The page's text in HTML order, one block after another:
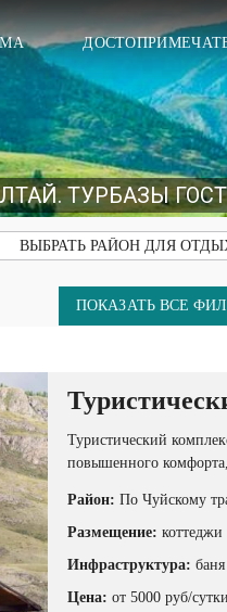
ТУРБАЗЫ
ВЫБРАТЬ РАЙОН ДЛЯ
ПОКАЗАТЬ ВСЕ
Туристический
повышенного
Район: По Чуйскому
Размещение:
Инфраструктура: баня
Цена: от 5000 руб/